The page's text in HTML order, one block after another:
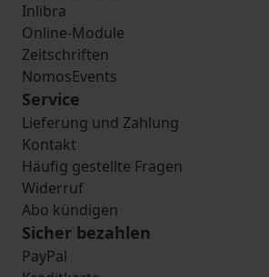
Inlibra
Online-Module
Zeitschriften
NomosEvents
Service
Lieferung und Zahlung
Kontakt
Häufig gestellte Fragen
Widerruf
Abo kündigen
Sicher bezahlen
PayPal